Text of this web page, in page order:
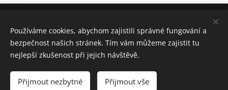
KRTEK & CHYTROUŠ 2006-2026
DĚKUJEMESPOLEČNOSTI WEBNODE ZA PODPORU!
Jazyky
Čeština
English
Používáme cookies, abychom zajistili správné fungování a
bezpečnost našich stránek. Tím vám můžeme zajistit tu
nejlepší zkušenost při jejich návštěvě.
Přijmout nezbytné Přijmout vše